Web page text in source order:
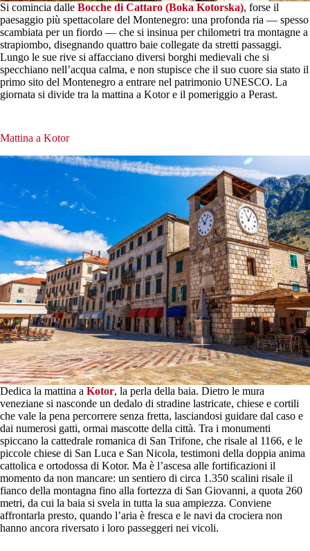
Si comincia dalle Bocche di Cattaro (Boka Kotorska), forse il
paesaggio più spettacolare del Montenegro: una profonda ria — spesso
scambiata per un fiordo — che si insinua per chilometri tra montagne a
strapiombo, disegnando quattro baie collegate da stretti passaggi.
Lungo le sue rive si affacciano diversi borghi medievali che si
specchiano nell’acqua calma, e non stupisce che il suo cuore sia stato il
primo sito del Montenegro a entrare nel patrimonio UNESCO. La
giornata si divide tra la mattina a Kotor e il pomeriggio a Perast.
Mattina a Kotor
Dedica la mattina a Kotor, la perla della baia. Dietro le mura
veneziane si nasconde un dedalo di stradine lastricate, chiese e cortili
che vale la pena percorrere senza fretta, lasciandosi guidare dal caso e
dai numerosi gatti, ormai mascotte della città. Tra i monumenti
spiccano la cattedrale romanica di San Trifone, che risale al 1166, e le
piccole chiese di San Luca e San Nicola, testimoni della doppia anima
cattolica e ortodossa di Kotor. Ma è l’ascesa alle fortificazioni il
momento da non mancare: un sentiero di circa 1.350 scalini risale il
fianco della montagna fino alla fortezza di San Giovanni, a quota 260
metri, da cui la baia si svela in tutta la sua ampiezza. Conviene
affrontarla presto, quando l’aria è fresca e le navi da crociera non
hanno ancora riversato i loro passeggeri nei vicoli.